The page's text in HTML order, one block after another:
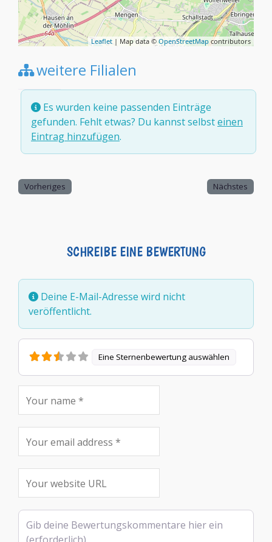
Leaflet | Map data © OpenStreetMapcontributors
weitere Filialen
Es wurden keine passenden Einträge
gefunden. Fehlt etwas? Du kannst selbsteinen
Eintrag hinzufügen.
Vorheriges Nächstes
SCHREIBE EINE BEWERTUNG
Deine E-Mail-Adresse wird nicht
veröffentlicht.
Eine Sternenbewertung auswählen
Rezensionstext